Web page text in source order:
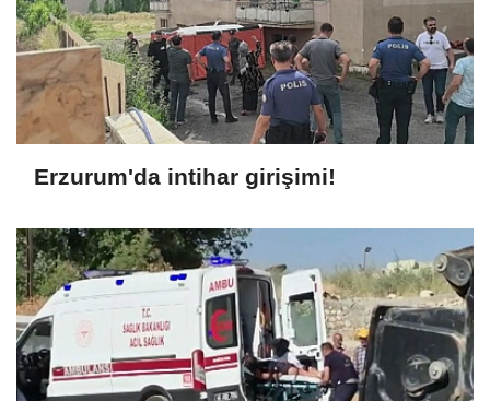
Erzurum'da intihar girişimi!